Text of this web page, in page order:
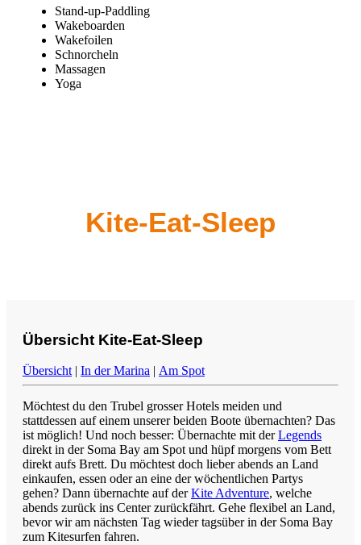
Stand-up-Paddling
Wakeboarden
Wakefoilen
Schnorcheln
Massagen
Yoga
Kite-Eat-Sleep
Übersicht Kite-Eat-Sleep
Übersicht | In der Marina | Am Spot
Möchtest du den Trubel grosser Hotels meiden und
stattdessen auf einem unserer beiden Boote übernachten? Das
ist möglich! Und noch besser: Übernachte mit derLegends
direkt in der Soma Bay am Spot und hüpf morgens vom Bett
direkt aufs Brett. Du möchtest doch lieber abends an Land
einkaufen, essen oder an eine der wöchentlichen Partys
gehen? Dann übernachte auf derKite Adventure, welche
abends zurück ins Center zurückfährt. Gehe flexibel an Land,
bevor wir am nächsten Tag wieder tagsüber in der Soma Bay
zum Kitesurfen fahren.